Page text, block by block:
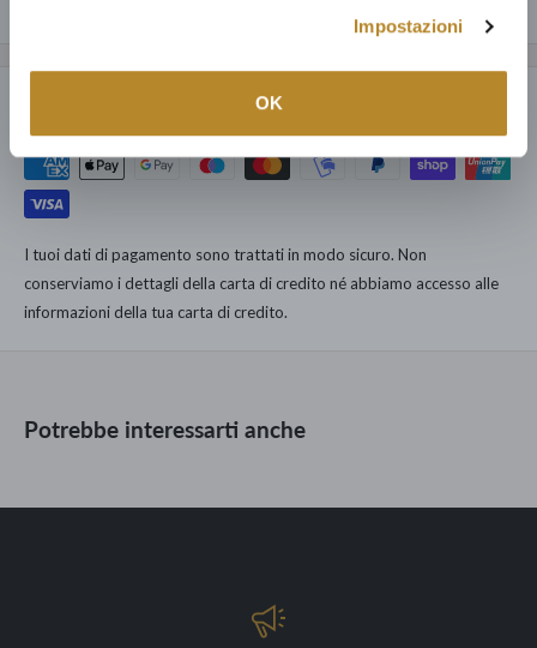
Impostazioni
OK
si presenta con 4 ante battenti e i piedini in vetro danno leggerezza
SPECIFICHE TECNICHE
Dimensioni disponibili:
L 200 x H 77 x Pr 50
Struttura: vetro
Materiale: Rovere materico in finitura Rovere Grigio
60% in meno a parità di qualità.
Prodotti italiani al 100%, oltre ad una selezione della migliore
produzione mondiale; tutto con la garanzia di 15 anni.
Puoi fidarti: dedichiamo ad ogni nostro cliente la cura e il servizio
dell'unica catena di Lusso Democratico Italiano.
167.000 clienti dal 1960 hanno arredato le loro case con noi.
I tuoi dati di pagamento sono trattati in modo sicuro. Non
conserviamo i dettagli della carta di credito né abbiamo accesso alle
informazioni della tua carta di credito.
Potrebbe interessarti anche